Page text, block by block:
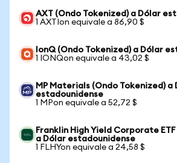
AXT (Ondo Tokenized) a Dólar
1 AXTIon equivale a 86,90 $
IonQ (Ondo Tokenized) a Dólar
1 IONQon equivale a 43,02 $
MP Materials (Ondo Tokenized) a
estadounidense
1 MPon equivale a 52,72 $
Franklin High Yield Corporate
a Dólar estadounidense
1 FLHYon equivale a 24,58 $